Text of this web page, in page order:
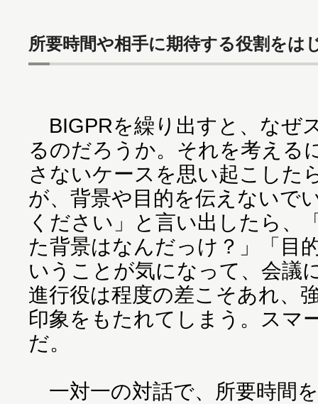
所要時間や相手に期待する役割をは
BIGPRを繰り出すと、なぜ
るのだろうか。それを考える
さないケースを思い起こした
が、背景や目的を伝えないで
ください」と言い出したら、
た背景はなんだっけ？」「目
いうことが気になって、会議
進行役は程度の差こそあれ、
印象をもたれてしまう。スマ
だ。
一対一の対話で、所要時間